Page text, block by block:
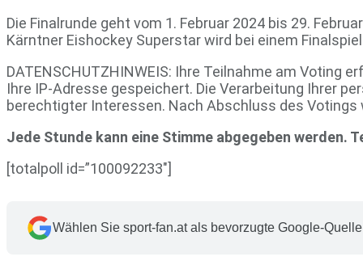
Die Finalrunde geht vom 1. Februar 2024 bis 29.
Kärntner Eishockey Superstar wird bei einem
DATENSCHUTZHINWEIS: Ihre Teilnahme am Voting
Ihre IP-Adresse gespeichert. Die Verarbeitung Ihrer
berechtigter Interessen. Nach Abschluss des Votings
Jede Stunde kann eine Stimme abgegeben werden.
[totalpoll id=”100092233″]
Wählen Sie sport-fan.at als bevorzugte Google-Quelle